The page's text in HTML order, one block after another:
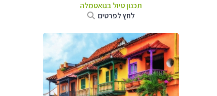
תכנון טיול בגואטמלה
לחץ לפרטים